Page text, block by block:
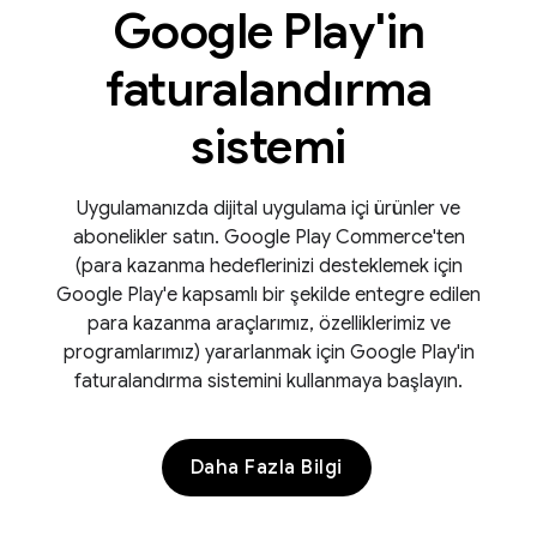
Google Play'in
faturalandırma
sistemi
Uygulamanızda dijital uygulama içi ürünler ve
abonelikler satın. Google Play Commerce'ten
(para kazanma hedeflerinizi desteklemek için
Google Play'e kapsamlı bir şekilde entegre edilen
para kazanma araçlarımız, özelliklerimiz ve
programlarımız) yararlanmak için Google Play'in
faturalandırma sistemini kullanmaya başlayın.
Daha Fazla Bilgi